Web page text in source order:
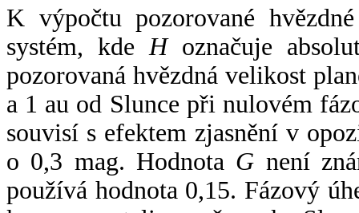
K výpočtu pozorované
systém, kde Hoznačuje
pozorovaná hvězdná velikost
a 1 au od Slunce při nulovém
souvisí s efektem zjasnění v
o 0,3 mag. Hodnota G není
používá hodnota 0,15. Fázový